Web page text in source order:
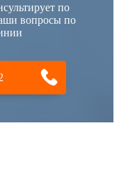
по
вопросы по